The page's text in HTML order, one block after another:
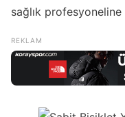
sağlık profesyoneline